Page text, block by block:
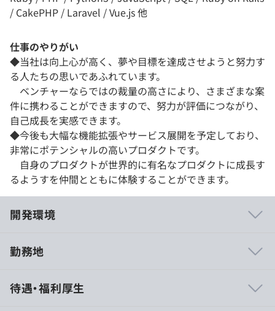
/ CakePHP / Laravel / Vue.js 他
仕事のやりがい
◆当社は向上心が高く、夢や目標を達成させようと努力す
る人たちの思いであふれています。
ベンチャーならではの裁量の高さにより、さまざまな案
件に携わることができますので、努力が評価につながり、
自己成長を実感できます。
◆今後も大幅な機能拡張やサービス展開を予定しており、
非常にポテンシャルの高いプロダクトです。
自身のプロダクトが世界的に有名なプロダクトに成長す
るようすを仲間とともに体験することができます。
開発環境
用され、世界的な事業を構築していけます。
勤務地
待遇・福利厚生